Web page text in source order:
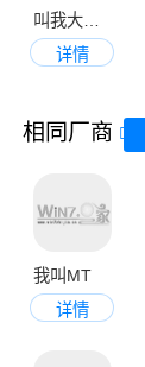
叫我大掌柜
详情
相同厂商
我叫MT
详情